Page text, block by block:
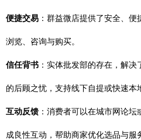
便捷交易 ：群益微店提供了安全、
浏览、咨询与购买。
信任背书 ：实体批发部的存在，解
的后顾之忧，支持线下自提或快速本
互动反馈 ：消费者可以在城市网论
成良性互动，帮助商家优化选品与服